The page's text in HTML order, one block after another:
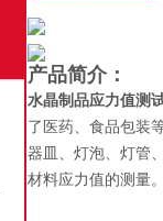
产品简介：
水晶制品应力值测
了医药、食品包装
器皿、灯泡、灯管
材料应力值的测量